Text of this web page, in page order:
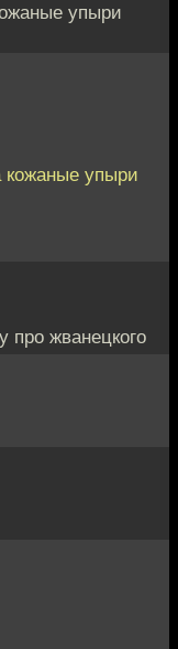
упыри
кожаные упыри
про жванецкого